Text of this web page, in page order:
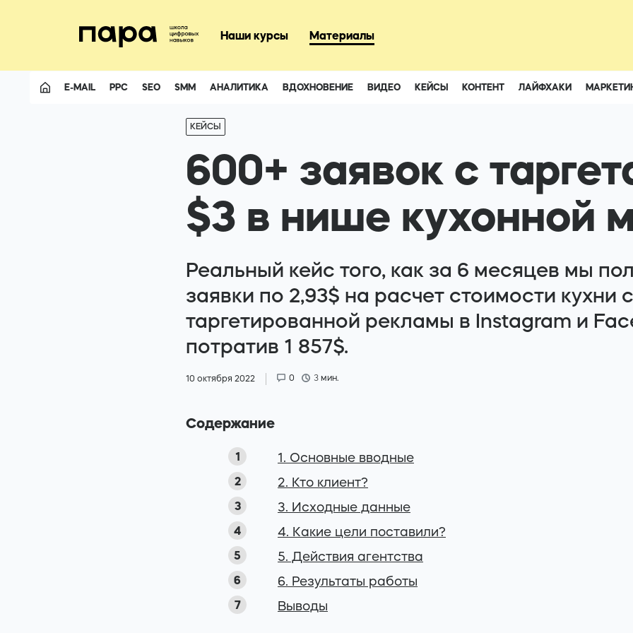
Наши курсы Материалы
Telegram
E-MAIL PPC SEO SMM АНАЛИТИКА ВДОХНОВЕНИЕ ВИДЕО КЕЙСЫ КОНТЕНТ ЛАЙФХАКИ
КЕЙСЫ
600+ заявок с
$3 в нише кухонной
Реальный кейс того, как за 6 месяцев мы
заявки по 2,93$ на расчет стоимости
таргетированной рекламы в Instagram и
потратив 1 857$.
10 октября 2022 0 3 мин.
Содержание
1. Основные вводные
2. Кто клиент?
3. Исходные данные
4. Какие цели поставили?
5. Действия агентства
6. Результаты работы
Выводы